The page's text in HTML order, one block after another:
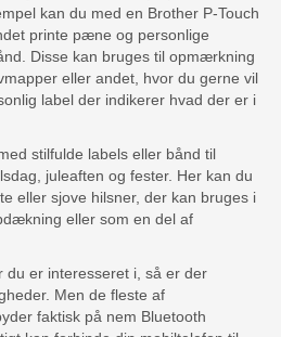
kan du med en Brother P-Touch
printe pæne og personlige
Disse kan bruges til opmærkning
eller andet, hvor du gerne vil
label der indikerer hvad der er i
stilfulde labels eller bånd til
juleaften og fester. Her kan du
eller sjove hilsner, der kan bruges i
eller som en del af
du er interesseret i, så er der
Men de fleste af
faktisk på nem Bluetooth